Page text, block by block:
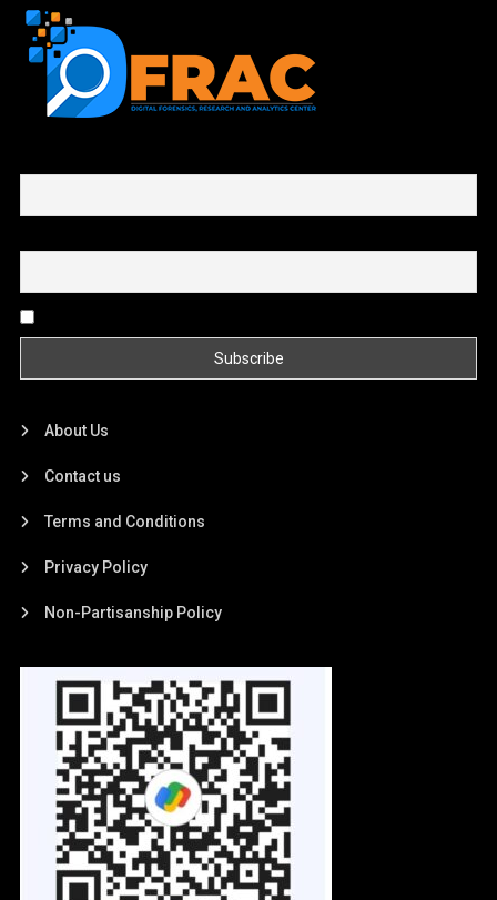
About Us
Contact us
Terms and Conditions
Privacy Policy
Non-Partisanship Policy